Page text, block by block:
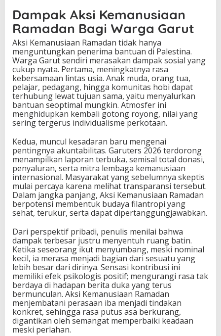
Dampak Aksi Kemanusiaan
Ramadan Bagi Warga Garut
Aksi Kemanusiaan Ramadan tidak hanya
menguntungkan penerima bantuan di Palestina.
Warga Garut sendiri merasakan dampak sosial yang
cukup nyata. Pertama, meningkatnya rasa
kebersamaan lintas usia. Anak muda, orang tua,
pelajar, pedagang, hingga komunitas hobi dapat
terhubung lewat tujuan sama, yaitu menyalurkan
bantuan seoptimal mungkin. Atmosfer ini
menghidupkan kembali gotong royong, nilai yang
sering tergerus individualisme perkotaan.
Kedua, muncul kesadaran baru mengenai
pentingnya akuntabilitas. Garuters 2026 terdorong
menampilkan laporan terbuka, semisal total donasi,
penyaluran, serta mitra lembaga kemanusiaan
internasional. Masyarakat yang sebelumnya skeptis
mulai percaya karena melihat transparansi tersebut.
Dalam jangka panjang, Aksi Kemanusiaan Ramadan
berpotensi membentuk budaya filantropi yang
sehat, terukur, serta dapat dipertanggungjawabkan.
Dari perspektif pribadi, penulis menilai bahwa
dampak terbesar justru menyentuh ruang batin.
Ketika seseorang ikut menyumbang, meski nominal
kecil, ia merasa menjadi bagian dari sesuatu yang
lebih besar dari dirinya. Sensasi kontribusi ini
memiliki efek psikologis positif; mengurangi rasa tak
berdaya di hadapan berita duka yang terus
bermunculan. Aksi Kemanusiaan Ramadan
menjembatani perasaan iba menjadi tindakan
konkret, sehingga rasa putus asa berkurang,
digantikan oleh semangat memperbaiki keadaan
meski perlahan.